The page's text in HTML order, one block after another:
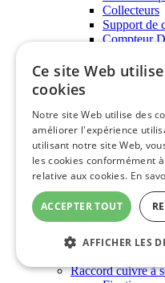
Collecteurs
Support de
Compteur
Réducteur
Clapet
Robinet
Robinet
Allonge
Purgeur
Mini vannes
Demi
Manchon
Coudes
Coudes
Te Egal
Raccord cuivre à
Ce site Web
cookies
Notre site Web utilise des
améliorer l'expérience
utilisant notre site Web,
les cookies conformément
relative aux cookies. En
ACCEPTER TOUT
AFFICHER LES